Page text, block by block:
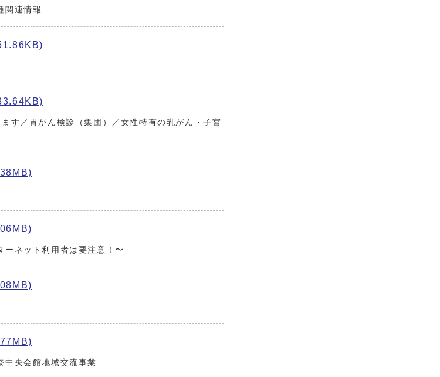
関連情報
す／胃がん検診（集団）／女性特有の乳がん・子宮
ーネット利用者は要注意！〜
中央会館地域交流事業